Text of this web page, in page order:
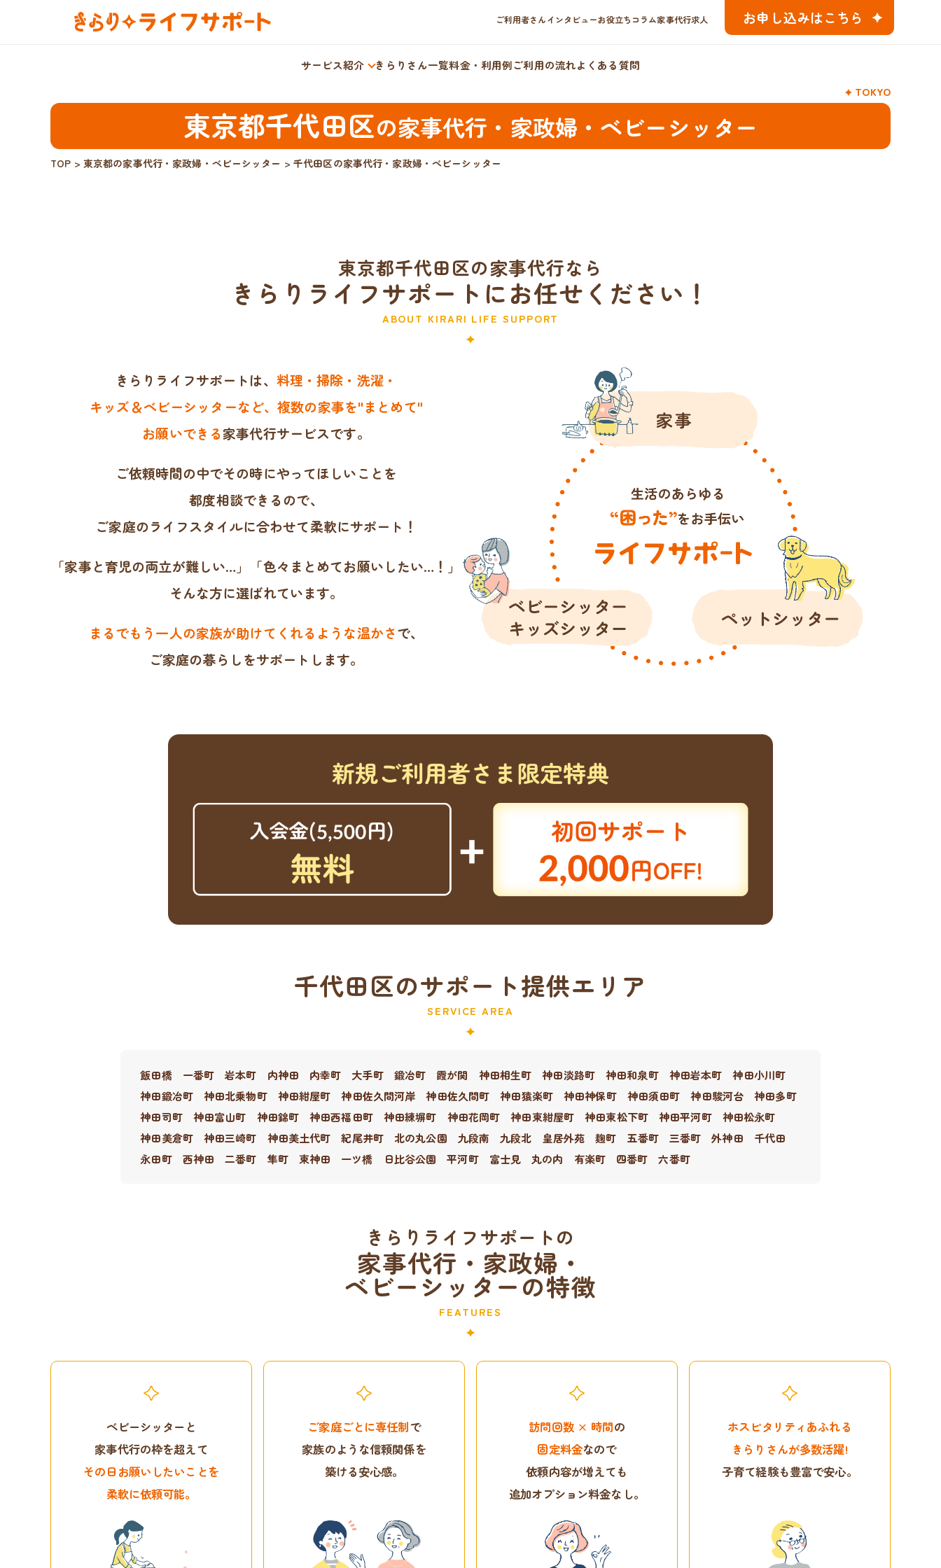
ご利用者さんインタビューお役立ちコラム家事代行求人 お申し込みはこちら
サービス紹介 きらりさん一覧料金・利用例ご利用の流れよくある質問
TOKYO
東京都千代田区の家事代行・家政婦・ベビーシッター
TOP > 東京都の家事代行・家政婦・ベビーシッター >千代田区の家事代行・家政婦・ベビーシッター
東京都千代田区の家事代行なら
きらりライフサポートにお任せください！
ABOUT KIRARI LIFE SUPPORT
きらりライフサポートは、 料理・掃除・洗濯・
キッズ＆ベビーシッターなど、複数の家事を"まとめて"
お願いできる家事代行サービスです。
ご依頼時間の中でその時にやってほしいことを
都度相談できるので、
ご家庭のライフスタイルに合わせて柔軟にサポート！
「家事と育児の両立が難しい…」「色々まとめてお願いしたい…！」
そんな方に選ばれています。
まるでもう一人の家族が助けてくれるような温かさで、
ご家庭の暮らしをサポートします。
千代田区のサポート提供エリア
SERVICE AREA
飯田橋 一番町 岩本町 内神田 内幸町 大手町 鍛冶町 霞が関 神田相生町 神田淡路町 神田和泉町 神田岩本町
神田小川町
神田鍛冶町
神田北乗物町 神田紺屋町 神田佐久間河岸 神田佐久間町 神田猿楽町 神田神保町 神田須田町 神田駿河台
神田多町
神田司町
神田富山町 神田錦町 神田西福田町 神田練塀町 神田花岡町 神田東紺屋町 神田東松下町 神田平河町
神田松永町
神田美倉町
神田三崎町 神田美土代町 紀尾井町 北の丸公園 九段南 九段北 皇居外苑 麹町 五番町 三番町 外神田
千代田
永田町
西神田 二番町 隼町 東神田 一ツ橋 日比谷公園 平河町 富士見 丸の内 有楽町 四番町 六番町
きらりライフサポートの
家事代行・家政婦・
ベビーシッターの特徴
FEATURES
ベビーシッターと
家事代行の枠を超えて
その日お願いしたいことを
柔軟に依頼可能。
ご家庭ごとに専任制で
家族のような信頼関係を
築ける安心感。
訪問回数 × 時間の
固定料金なので
依頼内容が増えても
追加オプション料金なし。
ホスピタリティあふれる
きらりさんが多数活躍!
子育て経験も豊富で安心。